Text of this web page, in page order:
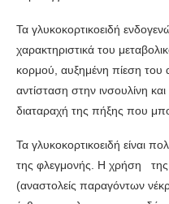
Τα γλυκοκορτικοειδή
χαρακτηριστικά του
κορμού, αυξημένη πίεση του
αντίσταση στην ινσουλίνη
διαταραχή της πήξης που
Τα γλυκοκορτικοειδή είναι
της φλεγμονής. Η χρήση της
(αναστολείς παραγόντων